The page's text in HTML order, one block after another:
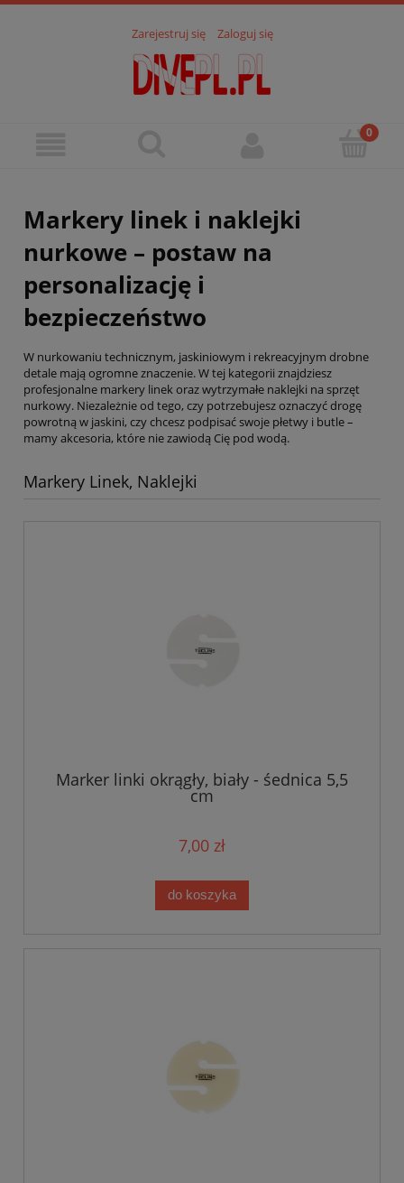
Zarejestruj się Zaloguj się
Markery linek i naklejki
nurkowe – postaw na
personalizację i
bezpieczeństwo
W nurkowaniu technicznym, jaskiniowym i rekreacyjnym drobne
detale mają ogromne znaczenie. W tej kategorii znajdziesz
profesjonalne markery linek oraz wytrzymałe naklejki na sprzęt
nurkowy. Niezależnie od tego, czy potrzebujesz oznaczyć drogę
powrotną w jaskini, czy chcesz podpisać swoje płetwy i butle –
mamy akcesoria, które nie zawiodą Cię pod wodą.
Markery Linek, Naklejki
Marker linki okrągły, biały - śednica 5,5
cm
7,00 zł
do koszyka